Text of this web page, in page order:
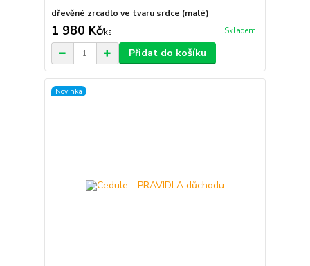
dřevěné zrcadlo ve tvaru srdce (malé)
1 980 Kč/ks Skladem
Přidat do košíku
Novinka